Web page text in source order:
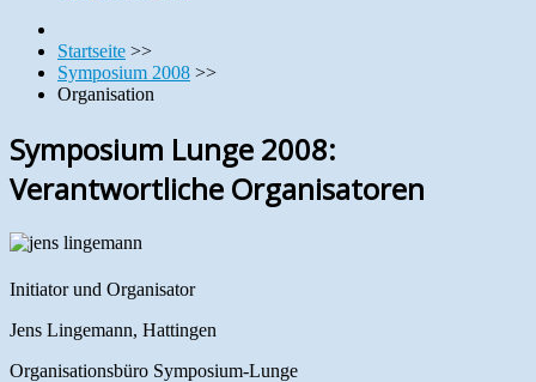
Startseite >>
Symposium 2008 >>
Organisation
Symposium Lunge 2008:
Verantwortliche Organisatoren
Initiator und Organisator
Jens Lingemann, Hattingen
Organisationsbüro Symposium-Lunge